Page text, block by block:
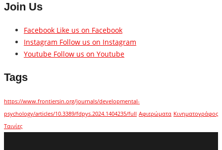
Join Us
Facebook Like us on Facebook
Instagram Follow us on Instagram
Youtube Follow us on Youtube
Tags
https://www.frontiersin.org/journals/developmental-
psychology/articles/10.3389/fdpys.2024.1404235/full Αφιερώματα Κινηματογράφος
Ταινίες